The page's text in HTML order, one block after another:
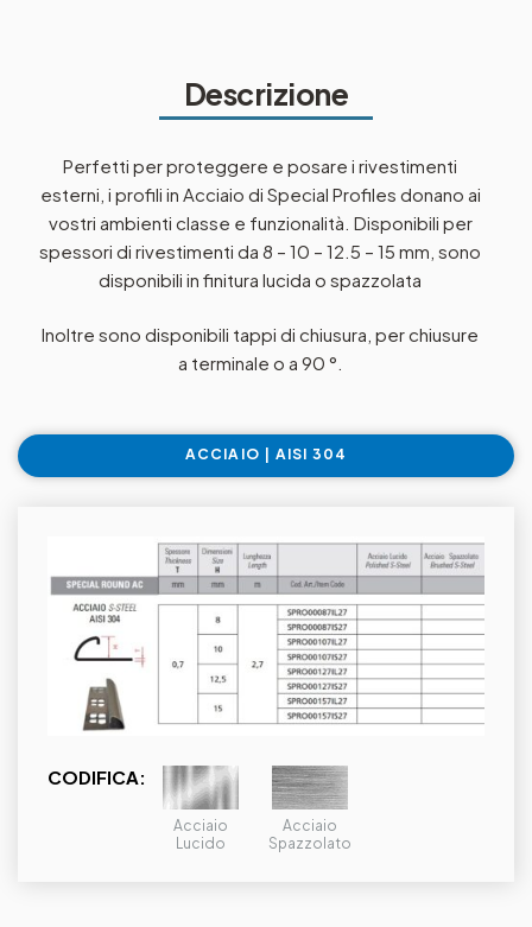
Descrizione
Perfetti per proteggere e posare i rivestimenti
esterni, i profili in Acciaio di Special Profiles donano ai
vostri ambienti classe e funzionalità. Disponibili per
spessori di rivestimenti da 8 – 10 – 12.5 – 15 mm, sono
disponibili in finitura lucida o spazzolata
Inoltre sono disponibili tappi di chiusura, per chiusure
a terminale o a 90 °.
ACCIAIO | AISI 304
CODIFICA:
Acciaio
Lucido
Acciaio
Spazzolato